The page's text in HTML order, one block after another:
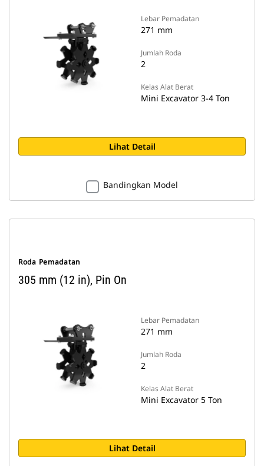
Lebar Pemadatan
271 mm
Jumlah Roda
2
Kelas Alat Berat
Mini Excavator 3-4 Ton
Lihat Detail
Bandingkan Model
Roda Pemadatan
305 mm (12 in), Pin On
Lebar Pemadatan
271 mm
Jumlah Roda
2
Kelas Alat Berat
Mini Excavator 5 Ton
Lihat Detail